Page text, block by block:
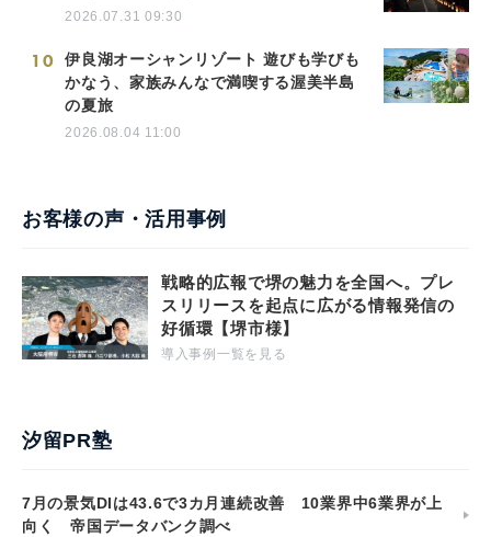
2026.07.31 09:30
10
伊良湖オーシャンリゾート 遊びも学びも
かなう、家族みんなで満喫する渥美半島
の夏旅
2026.08.04 11:00
お客様の声・活用事例
戦略的広報で堺の魅力を全国へ。プレ
スリリースを起点に広がる情報発信の
好循環【堺市様】
導入事例一覧を見る
汐留PR塾
7月の景気DIは43.6で3カ月連続改善 10業界中6業界が上
向く 帝国データバンク調べ